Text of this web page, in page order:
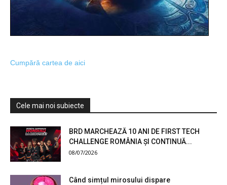
Cumpără cartea de aici
Cele mai noi subiecte
BRD MARCHEAZĂ 10 ANI DE FIRST TECH
CHALLENGE ROMÂNIA ȘI CONTINUĂ...
08/07/2026
Când simțul mirosului dispare